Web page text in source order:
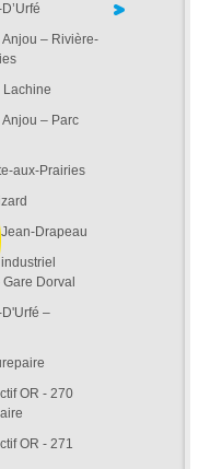
Anjou – Rivière-
Lachine
– Parc
aux-Prairies
Drapeau
Dorval
–
OR - 270
OR - 271